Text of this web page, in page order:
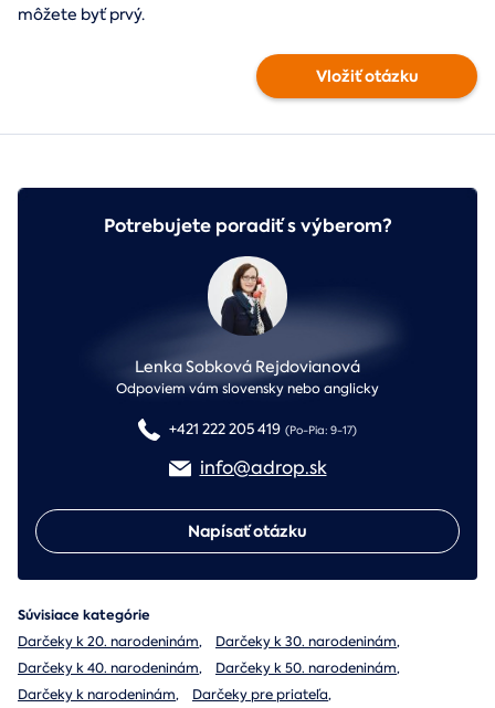
môžete byť prvý.
Vložiť otázku
Potrebujete poradiť s výberom?
Lenka Sobková Rejdovianová
Odpoviem vám slovensky nebo anglicky
+421 222 205 419 (Po-Pia: 9-17)
info@adrop.sk
Napísať otázku
Súvisiace kategórie
Darčeky k 20. narodeninám, Darčeky k 30. narodeninám,
Darčeky k 40. narodeninám, Darčeky k 50. narodeninám,
Darčeky k narodeninám, Darčeky pre priateľa,